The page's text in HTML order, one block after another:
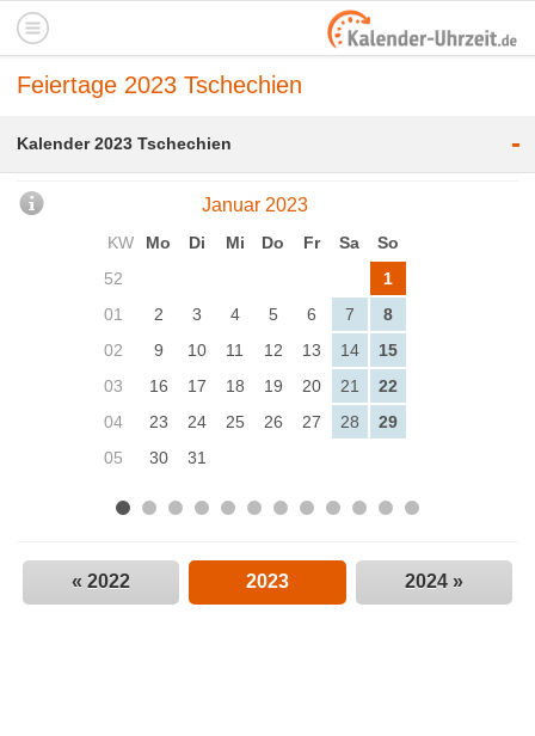
Feiertage 2023 Tschechien
Kalender 2023 Tschechien -
Januar 2023
KW Mo Di Mi Do Fr Sa
So
52
1
01
2 3 4 5 6 7
8
02
9 10 11 12 13 14
15
03
16 17 18 19 20 21
22
04
23 24 25 26 27 28
29
05
30 31
« 2022 2023 2024 »